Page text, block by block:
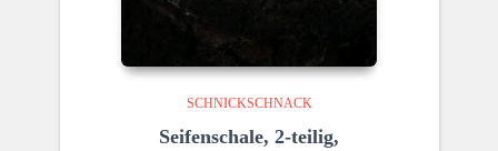
SCHNICKSCHNACK
Seifenschale, 2-teilig,